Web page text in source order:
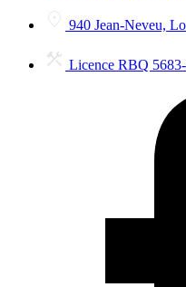
940 Jean-Neveu,
Licence RBQ